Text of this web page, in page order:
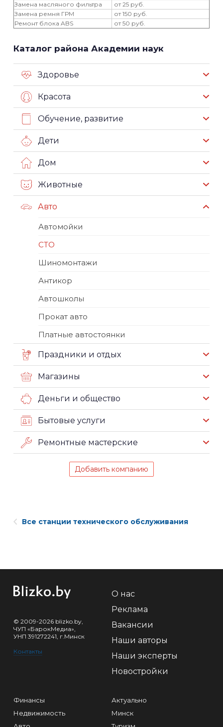
Замена масляного фильтра
от 25 руб.
Замена ремня ГРМ
от 150 руб.
Ремонт блока ABS
от 50 руб.
Каталог района Академии наук
Здоровье
Красота
Обучение, развитие
Дети
Дом
Животные
Авто
Автомойки
СТО
Шиномонтажи
Антикор
Автошколы
Прокат авто
Платные автостоянки
Праздники и отдых
Магазины
Деньги и общество
Бытовые услуги
Ремонтные мастерские
Добавить компанию
Все станции технического обслуживания
© 2009-2026 blizko.by,
ЧУП «БарокМедиа»,
УНП 391272241, г.Минск
Контакты
О нас
Реклама
Вакансии
Наши авторы
Наши эксперты
Новостройки
Финансы
Недвижимость
Актуально
Минск